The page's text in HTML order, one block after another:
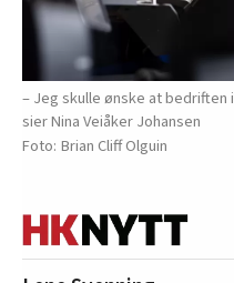
– Jeg skulle ønske at
sier Nina Veiåker Johansen
Brian Cliff Olguin